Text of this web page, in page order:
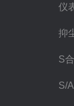
仪
抑
S
S/